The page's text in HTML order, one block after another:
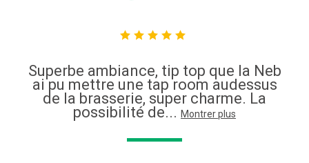
Superbe ambiance, tip top que la Neb
ai pu mettre une tap room audessus
de la brasserie, super charme. La
possibilité de... Montrer plus